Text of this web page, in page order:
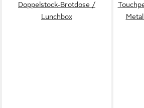
Doppelstock-Brotdose /
Lunchbox